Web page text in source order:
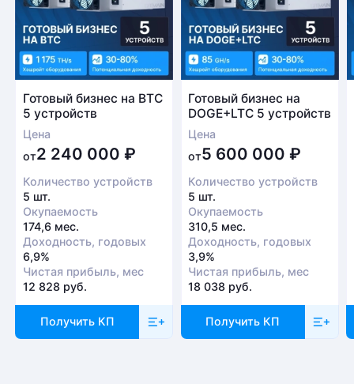
Готовый бизнес на BTC
5 устройств
Цена
от2 240 000 ₽
Количество устройств
5 шт.
Окупаемость
174,6 мес.
Доходность, годовых
6,9%
Чистая прибыль, мес
12 828 руб.
Получить КП
Готовый бизнес на
DOGE+LTC 5 устройств
Цена
от5 600 000₽
Количество устройств
5 шт.
Окупаемость
310,5 мес.
Доходность, годовых
3,9%
Чистая прибыль, мес
18 038 руб.
Получить КП